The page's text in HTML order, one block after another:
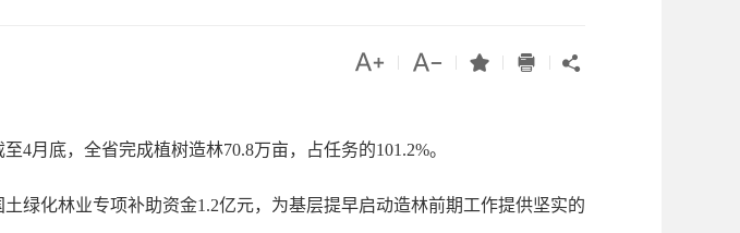
    
底，全省完成植树造林70.8万亩，占任务的101.2%。
化林业专项补助资金1.2亿元，为基层提早启动造林前期工作提供坚实的